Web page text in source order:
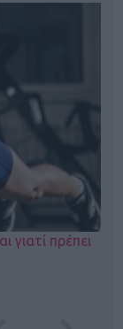
γιατί πρέπει